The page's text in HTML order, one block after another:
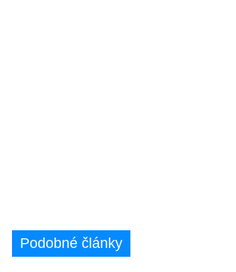
Podobné články